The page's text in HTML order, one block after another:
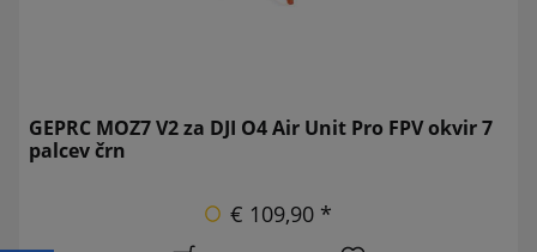
GEPRC MOZ7 V2 za DJI O4 Air Unit Pro FPV okvir 7
palcev črn
€ 109,90 *